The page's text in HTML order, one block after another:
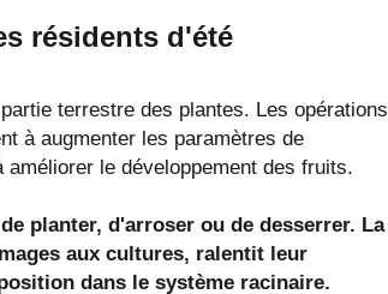
résidents d'été
terrestre des plantes. Les opérations
à augmenter les paramètres de
le développement des fruits.
planter, d'arroser ou de desserrer. La
aux cultures, ralentit leur
dans le système racinaire.